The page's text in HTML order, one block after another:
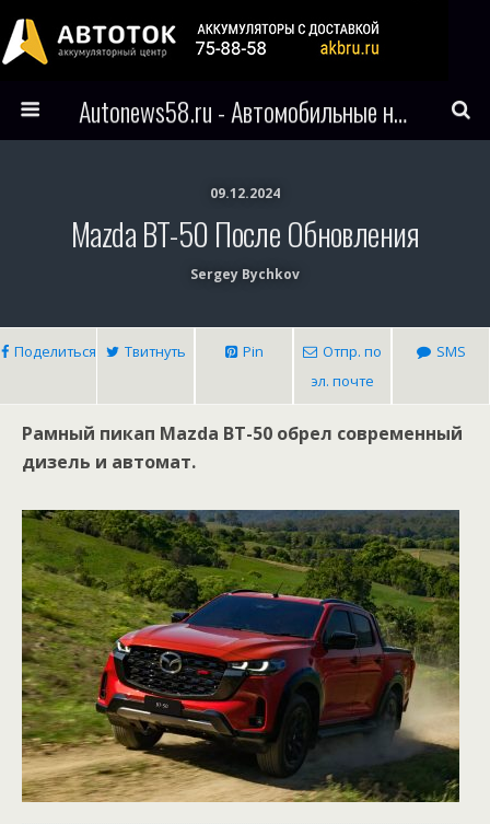
Autonews58.ru - Автомобильные новости Пензы и всего мира
09.12.2024
Mazda BT-50 После Обновления
Sergey Bychkov
Поделиться Твитнуть Pin
Отпр. по
эл. почте
SMS
Рамный пикап Mazda BT-50 обрел современный
дизель и автомат.